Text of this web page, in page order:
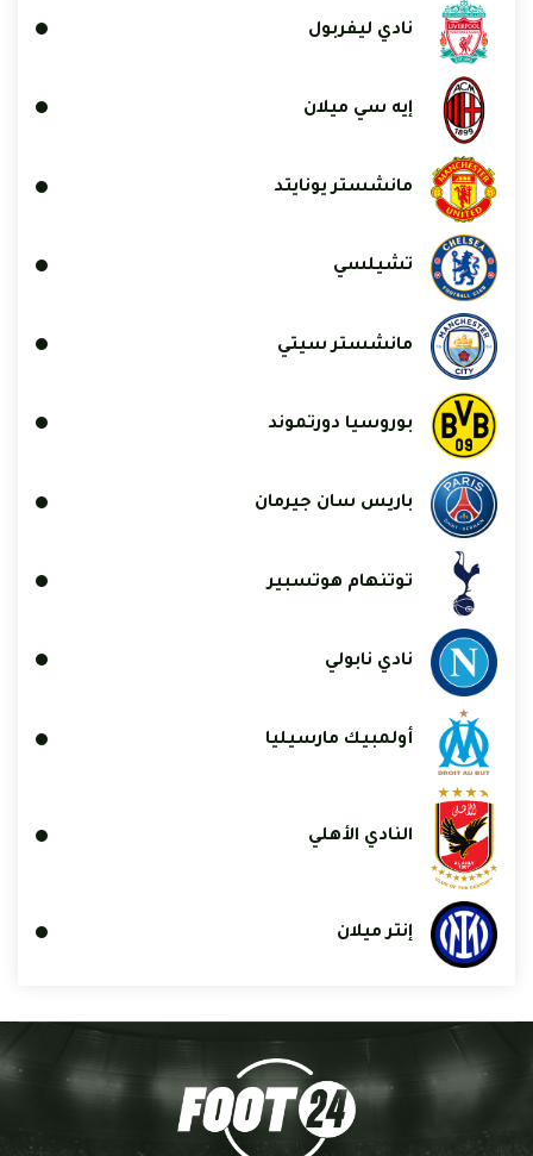
نادي ليفربول
إيه سي ميلان
مانشستر يونايتد
تشيلسي
مانشستر سيتي
بوروسيا دورتموند
باريس سان جيرمان
توتنهام هوتسبير
نادي نابولي
أولمبيك مارسيليا
النادي الأهلي
إنتر ميلان